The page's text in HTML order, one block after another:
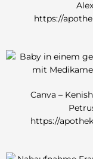
https://
Canva –
https://